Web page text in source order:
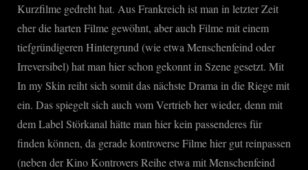
Kurzfilme gedreht hat. Aus Frankreich ist man in letzter Zeit
eher die harten Filme gewöhnt, aber auch Filme mit einem
tiefgründigeren Hintergrund (wie etwa Menschenfeind oder
Irreversibel) hat man hier schon gekonnt in Szene gesetzt. Mit
In my Skin reiht sich somit das nächste Drama in die Riege mit
ein. Das spiegelt sich auch vom Vertrieb her wieder, denn mit
dem Label Störkanal hätte man hier kein passenderes für
finden können, da gerade kontroverse Filme hier gut reinpassen
(neben der Kino Kontrovers Reihe etwa mit Menschenfeind